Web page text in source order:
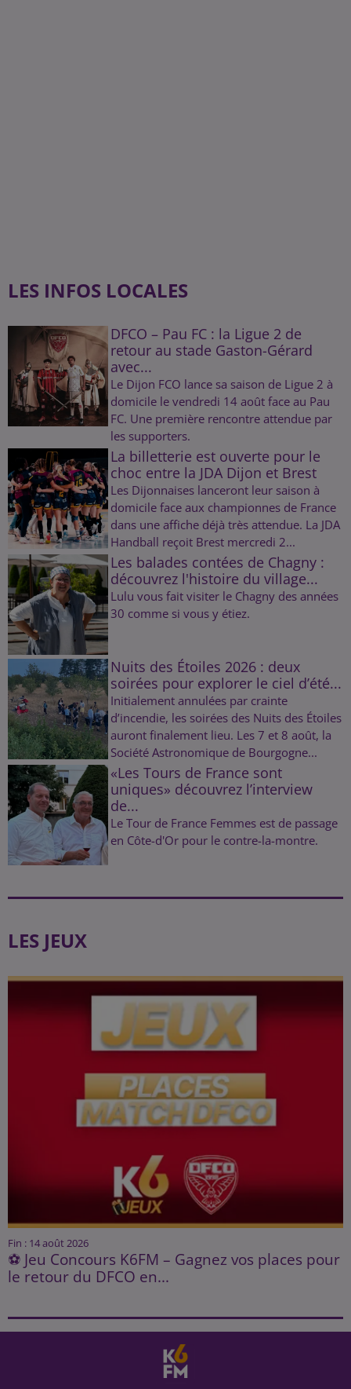
LES INFOS LOCALES
DFCO – Pau FC : la Ligue 2 de
retour au stade Gaston-Gérard
avec...
Le Dijon FCO lance sa saison de Ligue 2 à
domicile le vendredi 14 août face au Pau
FC. Une première rencontre attendue par
les supporters.
La billetterie est ouverte pour le
choc entre la JDA Dijon et Brest
Les Dijonnaises lanceront leur saison à
domicile face aux championnes de France
dans une affiche déjà très attendue. La JDA
Handball reçoit Brest mercredi 2...
Les balades contées de Chagny :
découvrez l'histoire du village...
Lulu vous fait visiter le Chagny des années
30 comme si vous y étiez.
Nuits des Étoiles 2026 : deux
soirées pour explorer le ciel d’été...
Initialement annulées par crainte
d’incendie, les soirées des Nuits des Étoiles
auront finalement lieu. Les 7 et 8 août, la
Société Astronomique de Bourgogne...
«Les Tours de France sont
uniques» découvrez l’interview
de...
Le Tour de France Femmes est de passage
en Côte-d'Or pour le contre-la-montre.
LES JEUX
Fin : 14 août 2026
⚽ Jeu Concours K6FM – Gagnez vos places pour
le retour du DFCO en...